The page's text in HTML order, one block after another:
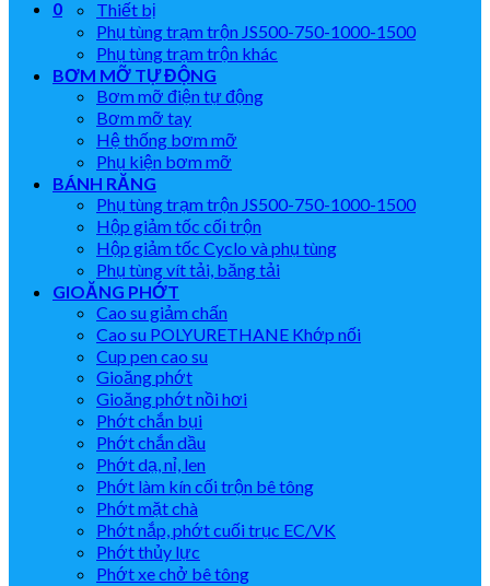
0
Thiết bị
Phụ tùng trạm trộn JS500-750-1000-1500
Phụ tùng trạm trộn khác
BƠM MỠ TỰ ĐỘNG
Bơm mỡ điện tự động
Bơm mỡ tay
Hệ thống bơm mỡ
Phụ kiện bơm mỡ
BÁNH RĂNG
Phụ tùng trạm trộn JS500-750-1000-1500
Hộp giảm tốc cối trộn
Hộp giảm tốc Cyclo và phụ tùng
Phụ tùng vít tải, băng tải
GIOĂNG PHỚT
Cao su giảm chấn
Cao su POLYURETHANE Khớp nối
Cup pen cao su
Gioăng phớt
Gioăng phớt nồi hơi
Phớt chắn bụi
Phớt chắn dầu
Phớt dạ, nỉ, len
Phớt làm kín cối trộn bê tông
Phớt mặt chà
Phớt nắp, phớt cuối trục EC/VK
Phớt thủy lực
Phớt xe chở bê tông